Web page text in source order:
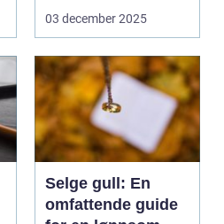
03 december 2025
Selge gull: En
omfattende guide